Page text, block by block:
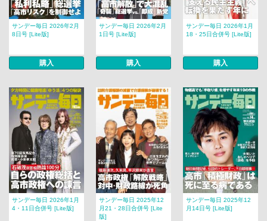
サンデー毎日 2026年2月
8日号 [Lite版]
購入
サンデー毎日 2026年2月
1日号 [Lite版]
購入
サンデー毎日 2026年1月
18・25日合併号 [Lite版]
購入
サンデー毎日 2026年1月
4・11日合併号 [Lite版]
サンデー毎日 2025年12
月21・28日合併号 [Lite
版]
サンデー毎日 2025年12
月14日号 [Lite版]